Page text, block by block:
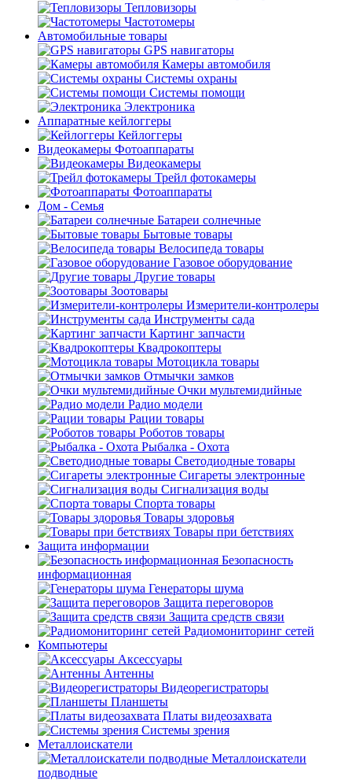
Тепловизоры
Частотомеры
Автомобильные товары
GPS навигаторы
Камеры автомобиля
Системы охраны
Системы помощи
Электроника
Аппаратные кейлоггеры
Кейлоггеры
Видеокамеры Фотоаппараты
Видеокамеры
Трейл фотокамеры
Фотоаппараты
Дом - Семья
Батареи солнечные
Бытовые товары
Велосипеда товары
Газовое оборудование
Другие товары
Зоотовары
Измерители-контролеры
Инструменты сада
Картинг запчасти
Квадрокоптеры
Мотоцикла товары
Отмычки замков
Очки мультемидийные
Радио модели
Рации товары
Роботов товары
Рыбалка - Охота
Светодиодные товары
Сигареты электронные
Сигнализация воды
Спорта товары
Товары здоровья
Товары при бетствиях
Защита информации
Безопасность
информационная
Генераторы шума
Защита переговоров
Защита средств связи
Радиомониторинг сетей
Компьютеры
Аксессуары
Антенны
Видеорегистраторы
Планшеты
Платы видеозахвата
Системы зрения
Металлоискатели
Металлоискатели
подводные